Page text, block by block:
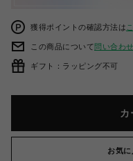
獲得ポイントの確認方法は
この商品について問い合わ
ギフト：ラッピング不可
カ
お気